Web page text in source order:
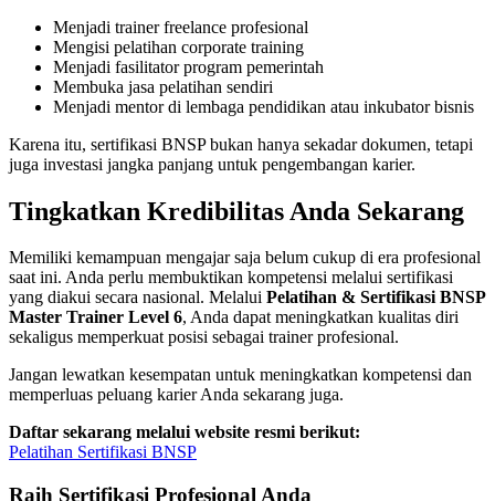
Menjadi trainer freelance profesional
Mengisi pelatihan corporate training
Menjadi fasilitator program pemerintah
Membuka jasa pelatihan sendiri
Menjadi mentor di lembaga pendidikan atau inkubator bisnis
Karena itu, sertifikasi BNSP bukan hanya sekadar dokumen, tetapi
juga investasi jangka panjang untuk pengembangan karier.
Tingkatkan Kredibilitas Anda Sekarang
Memiliki kemampuan mengajar saja belum cukup di era profesional
saat ini. Anda perlu membuktikan kompetensi melalui sertifikasi
yang diakui secara nasional. Melalui Pelatihan & Sertifikasi BNSP
Master Trainer Level 6, Anda dapat meningkatkan kualitas diri
sekaligus memperkuat posisi sebagai trainer profesional.
Jangan lewatkan kesempatan untuk meningkatkan kompetensi dan
memperluas peluang karier Anda sekarang juga.
Daftar sekarang melalui website resmi berikut:
Pelatihan Sertifikasi BNSP
Raih Sertifikasi Profesional Anda